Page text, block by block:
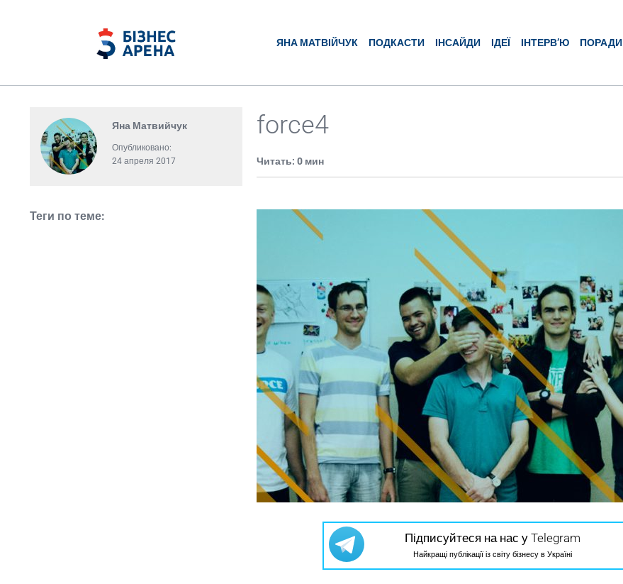
ЯНА МАТВІЙЧУК ПОДКАСТИ ІНСАЙДИ ІДЕЇ ІНТЕРВ’Ю ПОРАДИ
Яна Матвийчук
Опубликовано:
24 апреля 2017
Теги по теме:
force4
Читать: 0 мин
Підписуйтеся на нас у Telegram
Найкращі публікації із світу бізнесу в Україні